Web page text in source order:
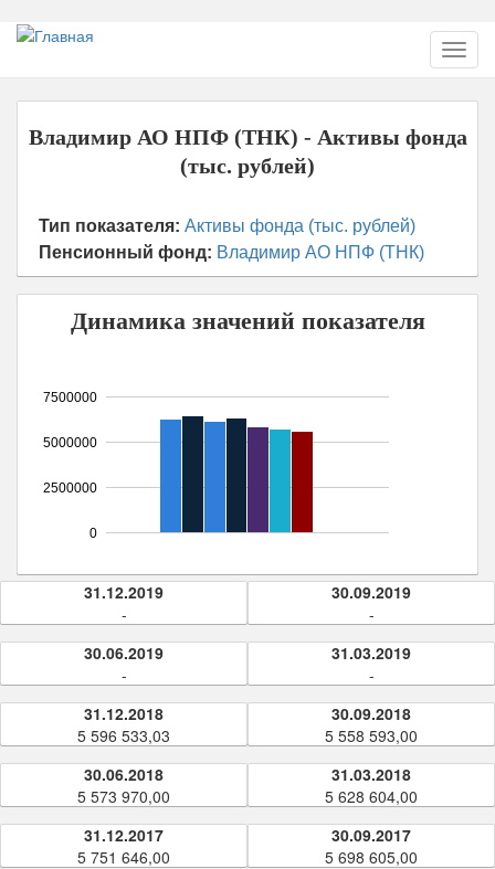
Перейти
основному
содержанию
Владимир АО НПФ (ТНК) - Активы фонда
(тыс. рублей)
Тип показателя: Активы фонда (тыс. рублей)
Пенсионный фонд: Владимир АО НПФ (ТНК)
Динамика значений показателя
0
2500000
5000000
7500000
31.12.2019
-
30.09.2019
-
30.06.2019
-
31.03.2019
-
31.12.2018
5 596 533,03
30.09.2018
5 558 593,00
30.06.2018
5 573 970,00
31.03.2018
5 628 604,00
31.12.2017
5 751 646,00
30.09.2017
5 698 605,00